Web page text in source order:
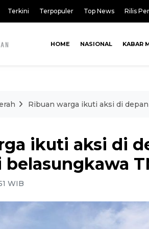
Terkini Terpopuler Top News Rilis
HOME NASIONAL KABAR
Ribuan warga ikuti aksi di
ikuti aksi di
belasungkawa
WIB